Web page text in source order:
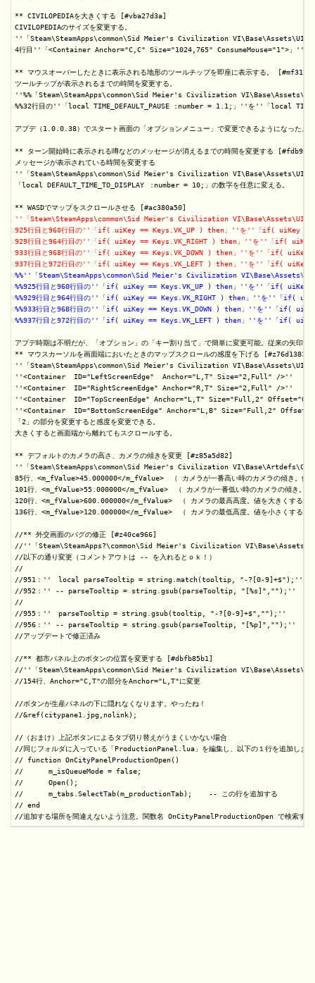
** CIVILOPEDIAを大きくする [#vba27d3a]
CIVILOPEDIAのサイズを変更する。
''「Steam\SteamApps\common\Sid Meier's Civilization
4行目''「<Container Anchor="C,C" Size="1024,765" ConsumeMouse="1">」''
** マウスオーバーしたときに表示される地形のツールチップを即座に表示する。
ツールチップが表示されるまでの時間を変更する。
''%%「Steam\SteamApps\common\Sid Meier's Civilization
%%32行目の''「local TIME_DEFAULT_PAUSE :number = 1.1;」''を''「local
アプデ（1.0.0.38）でスタート画面の「オプションメニュー」で変更できるようになった。
** ターン開始時に表示される噂などのメッセージが消えるまでの時間を変更する
メッセージが表示されている時間を変更する
''「Steam\SteamApps\common\Sid Meier's Civilization
「local DEFAULT_TIME_TO_DISPLAY	:number = 10;」の数字を任意に変える。
''「Steam\SteamApps\common\Sid Meier's Civilization
925行目と960行目の''「if( uiKey == Keys.VK_UP ) then」''を''「if( uiKey
929行目と964行目の''「if( uiKey == Keys.VK_RIGHT ) then」''を''「if(
933行目と968行目の''「if( uiKey == Keys.VK_DOWN ) then」''を''「if( uiKey
937行目と972行目の''「if( uiKey == Keys.VK_LEFT ) then」''を''「if( uiKey
%%''「Steam\SteamApps\common\Sid Meier's Civilization
%%925行目と960行目の''「if( uiKey == Keys.VK_UP ) then」''を''「if( uiKey
%%929行目と964行目の''「if( uiKey == Keys.VK_RIGHT ) then」''を''「if(
%%933行目と968行目の''「if( uiKey == Keys.VK_DOWN ) then」''を''「if(
%%937行目と972行目の''「if( uiKey == Keys.VK_LEFT ) then」''を''「if(
アプデ時期は不明だが、「オプション」の「キー割り当て」で簡単に変更可能。従来の矢印キ
** マウスカーソルを画面端においたときのマップスクロールの感度を下げる [#z76d1383]
''「Steam\SteamApps\common\Sid Meier's Civilization
''<Container  ID="LeftScreenEdge"  Anchor="L,T" Size="2,Full" />''
''<Container  ID="RightScreenEdge" Anchor="R,T" Size="2,Full" />''
''<Container  ID="TopScreenEdge" Anchor="L,T" Size="Full,2"
''<Container  ID="BottomScreenEdge" Anchor="L,B" Size="Full,2"
「2」の部分を変更すると感度を変更できる。
大きくすると画面端から離れてもスクロールする。
** デフォルトのカメラの高さ、カメラの傾きを変更 [#z85a5d82]
''「Steam\SteamApps\common\Sid Meier's Civilization
85行、<m_fValue>45.000000</m_fValue>　（ カメラが一番高い時のカメラの傾き。値
101行、<m_fValue>55.000000</m_fValue>　（ カメラが一番低い時のカメラの傾き。
120行、<m_fValue>600.000000</m_fValue>　（ カメラの最高高度。値を大きくするほ
136行、<m_fValue>120.000000</m_fValue>　（ カメラの最低高度。値を小さくするほ
//** 外交画面のバグの修正 [#z40ce966]
//''「Steam\SteamApps?\common\Sid Meier's Civilization
//以下の通り変更（コメントアウトは -- を入れるとｏｋ！）
//
//951：''　local parseTooltip = string.match(tooltip, "-?[0-9]+$");''
//952：'' -- parseTooltip = string.gsub(parseTooltip, "[%s]","");''
//
//955：''　parseTooltip = string.gsub(tooltip, "-?[0-9]+$","");''
//956：'' -- parseTooltip = string.gsub(parseTooltip, "[%p]","");''
//アップデートで修正済み
//** 都市パネル上のボタンの位置を変更する [#dbfb85b1]
//''「Steam\SteamApps\common\Sid Meier's Civilization
//154行、Anchor="C,T"の部分をAnchor="L,T"に変更
//ボタンが生産パネルの下に隠れなくなります。やったね！
//&ref(citypane1.jpg,nolink);
//（おまけ）上記ボタンによるタブ切り替えがうまくいかない場合
//同じフォルダに入っている「ProductionPanel.lua」を編集し、以下の１行を追加します
// function OnCityPanelProductionOpen()
//	m_isQueueMode = false;
//	Open();
//	m_tabs.SelectTab(m_productionTab);    -- この行を追加する
// end